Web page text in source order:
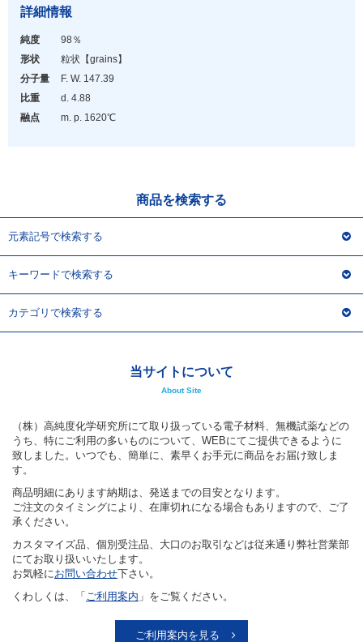
化学教材・オリジナルグッズ
詳細情報
純度
98％
形状
粒状 【grains】
分子量
F. W. 147.39
比重
d. 4.88
融点
m. p. 1620℃
商品を検索する
元素記号で検索する
キーワードで検索する
カテゴリで検索する
当サイトについて
About Site
（株）高純度化学研究所にて取り扱っている電子材料、無機試薬などの
うち、特にご利用の多いものについて、WEBにてご提供できるように
致しました。いつでも、簡単に、素早くお手元に商品をお届け致しま
す。
商品明細にあります納期は、発送までの目安となります。
ご注文のタイミングにより、在庫切れになる場合もありますので、ご了
承ください。
カスタマイズ品、個別受注品、大口のお取引などは従来通り弊社営業部
にてお取り扱いいたします。
お気軽にお問い合わせ下さい。
くわしくは、「 ご利用案内 」をご覧ください。
ご利用案内を見る